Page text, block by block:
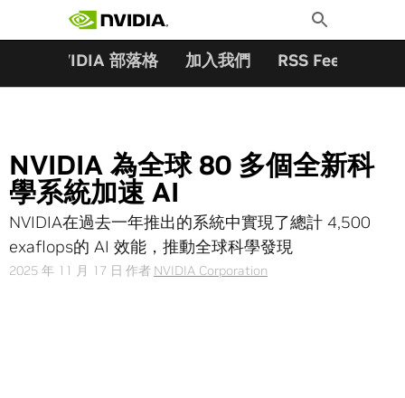
Toggle
Search
NVIDIA 部落格 加入我們 RSS Feeds
NVIDIA 為全球 80 多個全新科
學系統加速 AI
NVIDIA在過去一年推出的系統中實現了總計 4,500
exaflops的 AI 效能，推動全球科學發現
2025 年 11 月 17 日 作者 NVIDIA Corporation